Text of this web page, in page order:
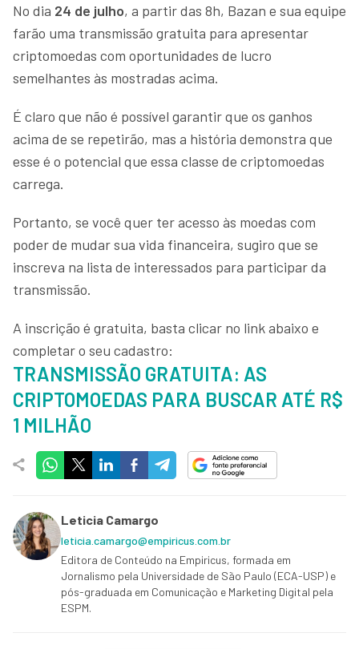
No dia 24 de julho, a partir das 8h, Bazan e sua equipe
farão uma transmissão gratuita para apresentar
criptomoedas com oportunidades de lucro
semelhantes às mostradas acima.
É claro que não é possível garantir que os ganhos
acima de se repetirão, mas a história demonstra que
esse é o potencial que essa classe de criptomoedas
carrega.
Portanto, se você quer ter acesso às moedas com
poder de mudar sua vida financeira, sugiro que se
inscreva na lista de interessados para participar da
transmissão.
A inscrição é gratuita, basta clicar no link abaixo e
completar o seu cadastro:
TRANSMISSÃO GRATUITA: AS
CRIPTOMOEDAS PARA BUSCAR ATÉ R$
1 MILHÃO
Leticia Camargo
leticia.camargo@empiricus.com.br
Editora de Conteúdo na Empiricus, formada em
Jornalismo pela Universidade de São Paulo (ECA-USP) e
pós-graduada em Comunicação e Marketing Digital pela
ESPM.